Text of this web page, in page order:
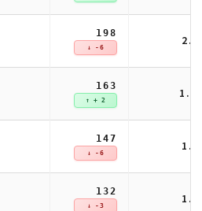
198
↓ -6
163
↑ + 2
147
↓ -6
132
↓ -3